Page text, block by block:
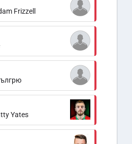
Frizzell
Yates